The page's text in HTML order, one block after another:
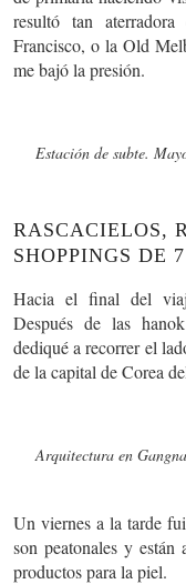
resultó tan
Francisco, o la Old
me bajó la presión.
Estación de subte.
RASCACIELOS,
SHOPPINGS DE
Hacia el final del
Después de las
dediqué a recorrer el
de la capital de Corea
Arquitectura en
Un viernes a la tarde
son peatonales y
productos para la piel.